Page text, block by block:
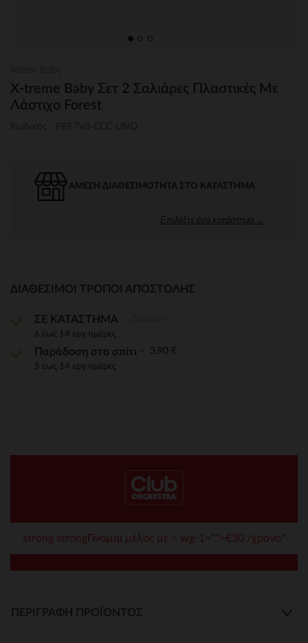
X-treme Baby Σετ 2 Σαλιάρες Πλαστικές Με
Λάστιχο Forest
ΆΜΕΣΗ ΔΙΑΘΕΣΙΜΌΤΗΤΑ ΣΤΟ ΚΑΤΆΣΤΗΜΑ
Επιλέξτε ένα κατάστημα →
ΔΙΑΘΈΣΙΜΟΙ ΤΡΌΠΟΙ ΑΠΟΣΤΟΛΉΣ
ΣΕ ΚΑΤΑΣΤΗΜΑ
6 έως 14 εργ.ημέρες
Παράδοση στο σπίτι 3,90 €
5 έως 14 εργ.ημέρες
strong strongΓίνομαι μέλος με < wg-1="">€30 /χρόνο*
ΠΕΡΙΓΡΑΦΉ ΠΡΟΪΌΝΤΟΣ